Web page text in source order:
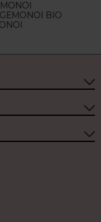
MONOI BIO